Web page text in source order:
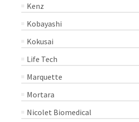
Kenz
Kobayashi
Kokusai
Life Tech
Marquette
Mortara
Nicolet Biomedical